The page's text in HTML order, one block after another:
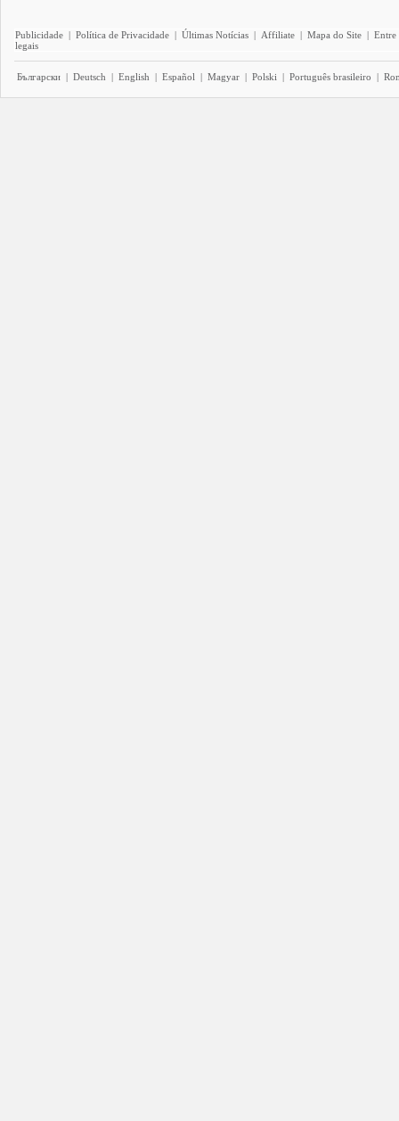
Publicidade | Política de Privacidade | Últimas Notícias | Affiliate | Mapa do Site | Entre
legais
Български | Deutsch | English | Español | Magyar | Polski | Português brasileiro |